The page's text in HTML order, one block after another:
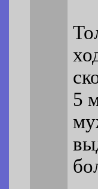
5